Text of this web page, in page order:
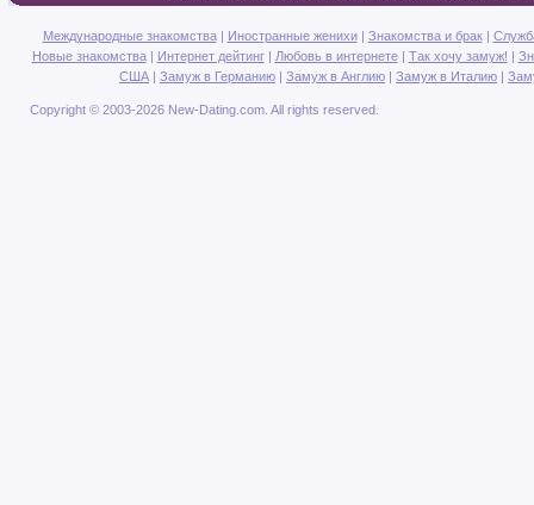
Международные знакомства| Иностранные женихи| Знакомства и брак|
Новые знакомства| Интернет дейтинг| Любовь в интернете| Так хочу замуж! |
США | Замуж в Германию | Замуж в Англию | Замуж в Италию |
Copyright © 2003-2026 New-Dating.com. All rights reserved.